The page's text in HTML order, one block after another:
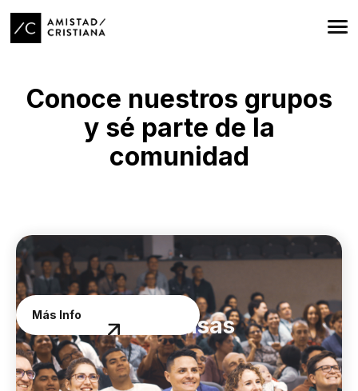
Conoce nuestros grupos
y sé parte de la
comunidad
Amistad en Casas
¡Sé parte!
Más Info